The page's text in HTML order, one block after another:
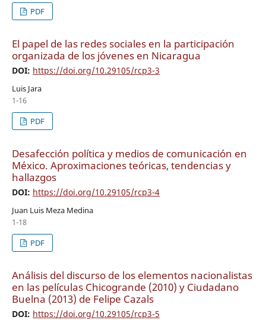
PDF
El papel de las redes sociales en la participación
organizada de los jóvenes en Nicaragua
DOI: https://doi.org/10.29105/rcp3-3
Luis Jara
1-16
PDF
Desafección política y medios de comunicación en
México. Aproximaciones teóricas, tendencias y
hallazgos
DOI: https://doi.org/10.29105/rcp3-4
Juan Luis Meza Medina
1-18
PDF
Análisis del discurso de los elementos nacionalistas
en las películas Chicogrande (2010) y Ciudadano
Buelna (2013) de Felipe Cazals
DOI: https://doi.org/10.29105/rcp3-5